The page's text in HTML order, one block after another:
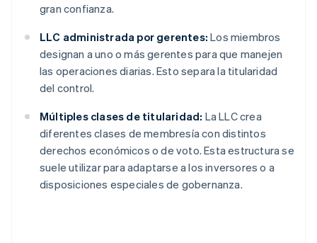
gran confianza.
LLC administrada por gerentes: Los miembros
designan a uno o más gerentes para que manejen
las operaciones diarias. Esto separa la titularidad
del control.
Múltiples clases de titularidad: La LLC crea
diferentes clases de membresía con distintos
derechos económicos o de voto. Esta estructura se
suele utilizar para adaptarse a los inversores o a
disposiciones especiales de gobernanza.